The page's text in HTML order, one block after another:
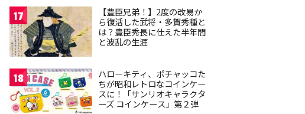
17
【豊臣兄弟！】2度の改易か
ら復活した武将・多賀秀種と
は？豊臣秀長に仕えた半年間
と波乱の生涯
18
ハローキティ、ポチャッコた
ちが昭和レトロなコインケー
スに！「サンリオキャラクタ
ーズ コインケース」第２弾